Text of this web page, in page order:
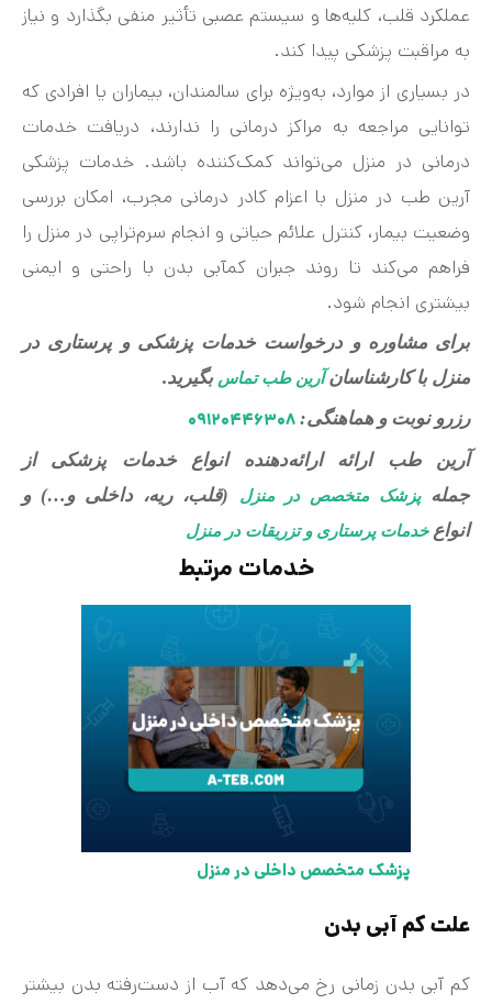
عملکرد قلب، کلیه‌ها و سیستم عصبی تأثیر منفی بگذارد و نیاز
به مراقبت پزشکی پیدا کند.
در بسیاری از موارد، به‌ویژه برای سالمندان، بیماران یا افرادی که
توانایی مراجعه به مراکز درمانی را ندارند، دریافت خدمات
درمانی در منزل می‌تواند کمک‌کننده باشد. خدمات پزشکی
آرین طب در منزل با اعزام کادر درمانی مجرب، امکان بررسی
وضعیت بیمار، کنترل علائم حیاتی و انجام سرم‌تراپی در منزل را
فراهم می‌کند تا روند جبران کمآبی بدن با راحتی و ایمنی
بیشتری انجام شود.
برای مشاوره و درخواست خدمات پزشکی و پرستاری در
منزل با کارشناسانآرین طب تماس بگیرید.
رزرو نوبت و هماهنگی: ۰۹۱۲۰۴۴۶۳۰۸
آرین طب ارائه ارائه‌دهنده انواع خدمات پزشکی از
جملهپزشک متخصص در منزل
(قلب، ریه، داخلی و…) و
انواعخدمات پرستاری و تزریقات در منزل
خدمات مرتبط
پزشک متخصص داخلی در منزل
علت کم‌ آبی بدن
کم‌ آبی بدن زمانی رخ می‌دهد که آب از دست‌رفته بدن بیشتر